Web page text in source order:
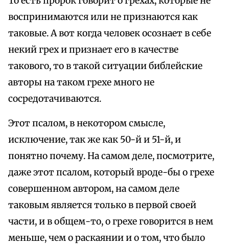
воспринимаются или не признаются как
таковые. А вот когда человек осознает в себе
некий грех и признает его в качестве
такового, то в такой ситуации библейские
авторы на таком грехе много не
сосредотачиваются.
Этот псалом, в некотором смысле,
исключение, так же как 50-й и 51-й, и
понятно почему. На самом деле, посмотрите,
даже этот псалом, который вроде-бы о грехе
совершенном автором, на самом деле
таковым является только в первой своей
части, и в общем-то, о грехе говорится в нем
меньше, чем о раскаянии и о том, что было